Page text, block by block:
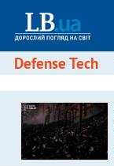
Defense Tech